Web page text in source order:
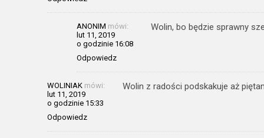
ANONIM mówi:
lut 11, 2019
o godzinie 16:08
Odpowiedz
Wolin, bo będzie sprawny
WOLINIAK mówi:
lut 11, 2019
o godzinie 15:33
Odpowiedz
Wolin z radości podskakuje aż